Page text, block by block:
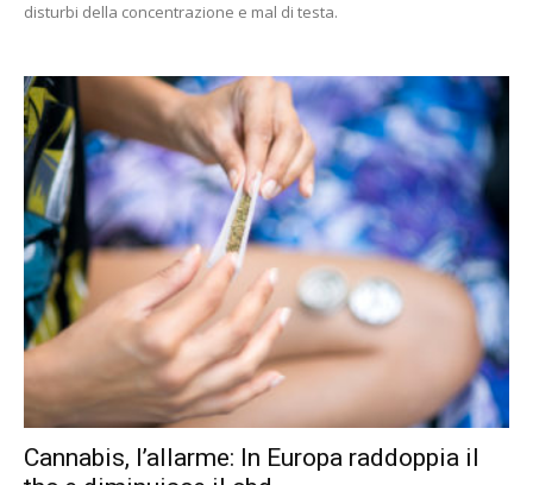
disturbi della concentrazione e mal di testa.
Cannabis, l’allarme: In Europa raddoppia il